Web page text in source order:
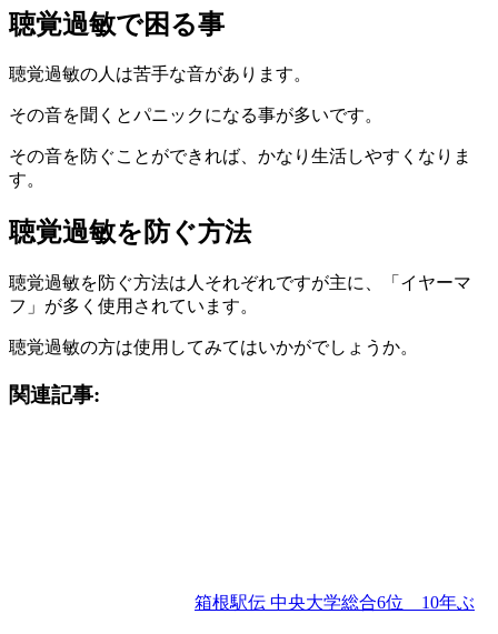
聴覚過敏で困る事
聴覚過敏の人は苦手な音があります。
その音を聞くとパニックになる事が多いです。
その音を防ぐことができれば、かなり生活しやすくなりま
す。
聴覚過敏を防ぐ方法
聴覚過敏を防ぐ方法は人それぞれですが主に、「イヤーマ
フ」が多く使用されています。
聴覚過敏の方は使用してみてはいかがでしょうか。
関連記事:
箱根駅伝 中央大学総合6位 10年ぶ